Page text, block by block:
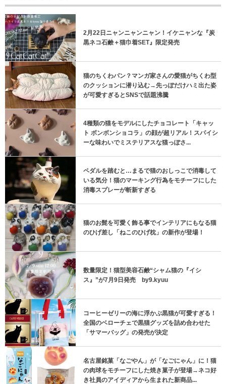
2月22日ニャンニャンニャン！イケニャンな『炭
黒ネコ石鹸＋猫巾着SET』限定発売
猫のちくわパン？マンガ家さんの愛猫がちくわ型
のクッションに潜り込む→先っぽだけハミ出た姿
が可愛すぎるとSNSで話題沸騰
4種類の猫をモデルにしたチョコレート「キャッ
ト ボンボンショコラ」の顔が超リアル！スパイシ
ーな味わいでミステリアスな猫っぽさ...
ペダルを踏むと…まるで猫のおしっこで消毒して
いる気分！猫のマーキング行為をモチーフにした
消毒スプレーが斬新すぎる
猫のお髭を可愛く飾る事でインテリアにもなる猫
のひげ差し「ねこのひげ枕」の新作が登場！
数量限定！猫型美容石鹸“シャム猫の『イシ
ス』”が7月9日発売 by9.kyuu
コーヒーゼリーの海に浮かぶ黒猫が可愛すぎる！
全国のベローチェで黒猫グッズを詰め合わせた
「サマーバッグ」の発売が決定
名古屋銘菓「なごやん」が「なごにゃん」に！猫
の肉球をモチーフにした焼き菓子が登場→ネコ好
き社員のアイディアから生まれた新商品...